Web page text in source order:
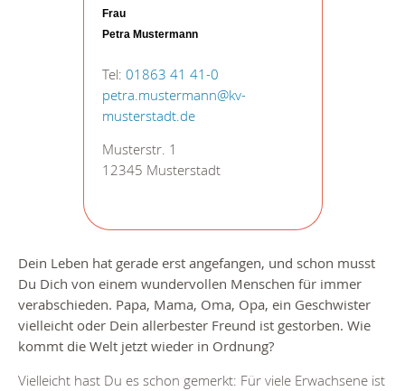
Frau
Petra Mustermann
Tel: 01863 41 41-0
petra.mustermann@kv-
musterstadt.de
Musterstr. 1
12345 Musterstadt
Dein Leben hat gerade erst angefangen, und schon musst
Du Dich von einem wundervollen Menschen für immer
verabschieden. Papa, Mama, Oma, Opa, ein Geschwister
vielleicht oder Dein allerbester Freund ist gestorben. Wie
kommt die Welt jetzt wieder in Ordnung?
Vielleicht hast Du es schon gemerkt: Für viele Erwachsene ist